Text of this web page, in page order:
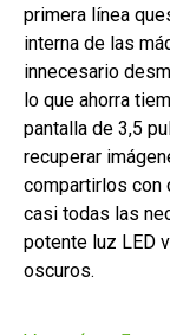
primera línea
interna de las
innecesario
lo que ahorra
pantalla de 3,5
recuperar
compartirlos con
casi todas las
potente luz LED
oscuros.